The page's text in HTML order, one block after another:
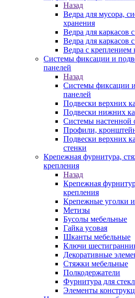
Назад
Ведра для мусора,
хранения
Ведра для каркасов
Ведра для
Ведра с креплением
Системы фиксации и
панелей
Назад
Системы фиксации
панелей
Подвески верхних
Подвески нижних
Системы настенной
Профили,
Подвески верхних
стенки
Крепежная фурнитура,
крепления
Назад
Крепежная
крепления
Крепежные уголки
Метизы
Бусолы мебельные
Гайка усовая
Шканты мебельные
Ключи
Декоративные
Стяжки мебельные
Полкодержатели
Фурнитура для
Элементы